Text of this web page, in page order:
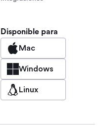
Disponible para
Mac
Windows
Linux